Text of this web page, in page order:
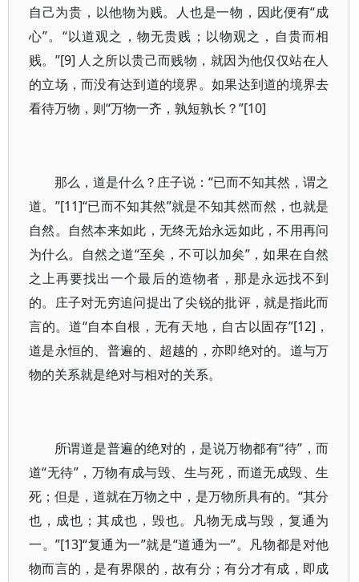
自己为贵，以他物为贱。人也是一物，因此便有“成
心”。“以道观之，物无贵贱；以物观之，自贵而相
贱。”[9] 人之所以贵己而贱物，就因为他仅仅站在人
的立场，而没有达到道的境界。如果达到道的境界去
看待万物，则“万物一齐，孰短孰长？”[10]
那么，道是什么？庄子说：“已而不知其然，谓之
道。”[11]“已而不知其然”就是不知其然而然，也就是
自然。自然本来如此，无终无始永远如此，不用再问
为什么。自然之道“至矣，不可以加矣”，如果在自然
之上再要找出一个最后的造物者，那是永远找不到
的。庄子对无穷追问提出了尖锐的批评，就是指此而
言的。道“自本自根，无有天地，自古以固存”[12]，
道是永恒的、普遍的、超越的，亦即绝对的。道与万
物的关系就是绝对与相对的关系。
所谓道是普遍的绝对的，是说万物都有“待”，而
道“无待”，万物有成与毁、生与死，而道无成毁、生
死；但是，道就在万物之中，是万物所具有的。“其分
也，成也；其成也，毁也。凡物无成与毁，复通为
一。”[13]“复通为一”就是“道通为一”。凡物都是对他
物而言的，是有界限的，故有分；有分才有成，即成